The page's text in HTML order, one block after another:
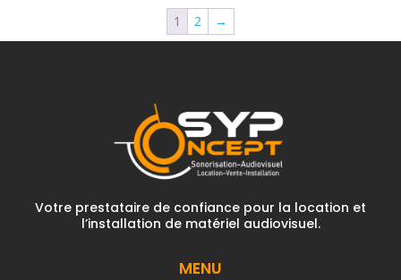
1 2 →
Votre prestataire de confiance pour la location et
l’installation de matériel audiovisuel.
MENU